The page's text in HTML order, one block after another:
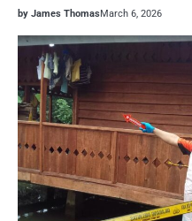
by James ThomasMarch 6, 2026